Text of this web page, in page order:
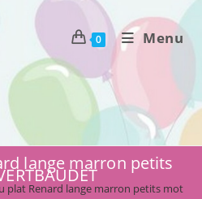
0 Menu
lange marron petits
plat Renard lange marron petits motifs